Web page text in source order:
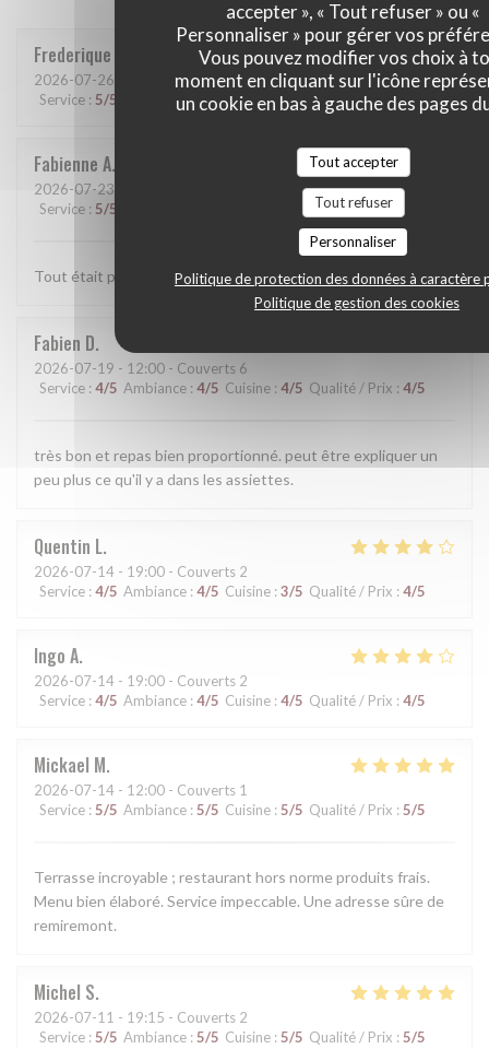
accepter », « Tout refuser » ou «
Personnaliser » pour gérer vos
Vous pouvez modifier vos choix à
moment en cliquant sur l'icône
un cookie en bas à gauche des pages
Tout accepter
Tout refuser
Personnaliser
Politique de protection des données à caractère
Politique de gestion des cookies
Frederique
2026-07-26 - 12:30 - Couverts 3
Service : 5/5 Ambiance: 5/5 Cuisine: 5/5 Qualité / Prix:5/5
Fabienne A
2026-07-23
Service : 5/5 Qualité / Prix
Tout était parfait comme d’habitude et la cuisine excellente !
Fabien D
2026-07-19 - 12:00 - Couverts 6
Service : 4/5 Ambiance : 4/5 Cuisine : 4/5 Qualité / Prix : 4/5
très bon et repas bien proportionné. peut être expliquer un
peu plus ce qu'il y a dans les assiettes.
Quentin L
2026-07-14 - 19:00 - Couverts 2
Service : 4/5 Ambiance : 4/5 Cuisine : 3/5 Qualité / Prix : 4/5
Ingo A
2026-07-14 - 19:00 - Couverts 2
Service : 4/5 Ambiance : 4/5 Cuisine : 4/5 Qualité / Prix : 4/5
Mickael M
2026-07-14 - 12:00 - Couverts 1
Service : 5/5 Ambiance : 5/5 Cuisine : 5/5 Qualité / Prix : 5/5
Terrasse incroyable ; restaurant hors norme produits frais.
Menu bien élaboré. Service impeccable. Une adresse sûre de
remiremont.
Michel S
2026-07-11 - 19:15 - Couverts 2
Service : 5/5 Ambiance : 5/5 Cuisine : 5/5 Qualité / Prix : 5/5